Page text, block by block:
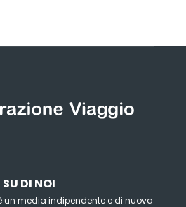
SU DI NOI
un media indipendente e di nuova